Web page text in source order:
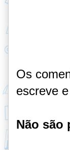
Os
escreve
Não são